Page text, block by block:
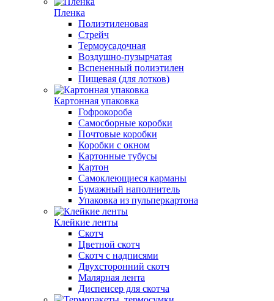
Пленка
Полиэтиленовая
Стрейч
Термоусадочная
Воздушно-пузырчатая
Вспененный полиэтилен
Пищевая (для лотков)
Картонная упаковка
Гофрокороба
Самосборные коробки
Почтовые коробки
Коробки с окном
Картонные тубусы
Картон
Самоклеющиеся карманы
Бумажный наполнитель
Упаковка из пульперкартона
Клейкие ленты
Скотч
Цветной скотч
Скотч с надписями
Двухсторонний скотч
Малярная лента
Диспенсер для скотча